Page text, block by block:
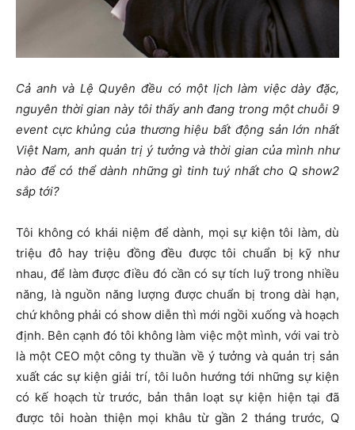
Cả anh và Lệ Quyên đều có một lịch làm việc dày đặc,
nguyên thời gian này tôi thấy anh đang trong một chuỗi 9
event cực khủng của thương hiệu bất động sản lớn nhất
Việt Nam, anh quản trị ý tưởng và thời gian của mình như
nào để có thể dành những gì tinh tuý nhất cho Q show2
sắp tới?
Tôi không có khái niệm để dành, mọi sự kiện tôi làm, dù
triệu đô hay triệu đồng đều được tôi chuẩn bị kỹ như
nhau, để làm được điều đó cần có sự tích luỹ trong nhiều
năng, là nguồn năng lượng được chuẩn bị trong dài hạn,
chứ không phải có show diễn thì mới ngồi xuống và hoạch
định. Bên cạnh đó tôi không làm việc một mình, với vai trò
là một CEO một công ty thuần về ý tưởng và quản trị sản
xuất các sự kiện giải trí, tôi luôn hướng tới những sự kiện
có kế hoạch từ trước, bản thân loạt sự kiện hiện tại đã
được tôi hoàn thiện mọi khâu từ gần 2 tháng trước, Q